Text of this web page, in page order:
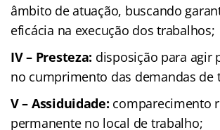
âmbito de atuação, buscando
eficácia na execução dos trabalhos;
IV – Presteza: disposição para agir
no cumprimento das demandas de
V – Assiduidade: comparecimento
permanente no local de trabalho;